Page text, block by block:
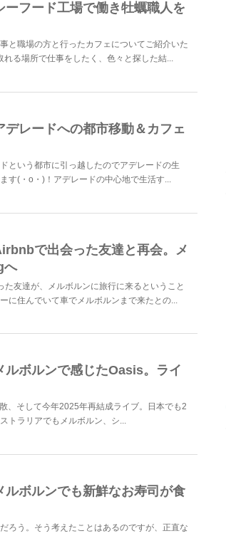
ーフード工場で働き牡蠣職人を
と職場の方と行ったカフェについてご紹介いた
る場所で仕事をしたく、色々と探した結...
デレードへの都市移動＆カフェ
という都市に引っ越したのでアデレードの生
す(・o・)！アデレードの中心地で生活す...
で出会った友達と再会。メ
へ
友達が、メルボルンに旅行に来るということ
に住んでいて車でメルボルンまで来たとの...
ルボルンで感じたOasis。ライ
、そして今年2025年再結成ライブ。日本でも2
トラリアでもメルボルン、シ...
ルボルンでも新鮮なお寿司が食
ろう。そう考えたことはあるのですが、正直な